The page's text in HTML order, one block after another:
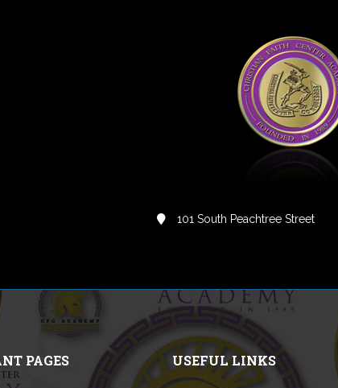
101 South Peachtree Street
PAGES USEFUL LINKS